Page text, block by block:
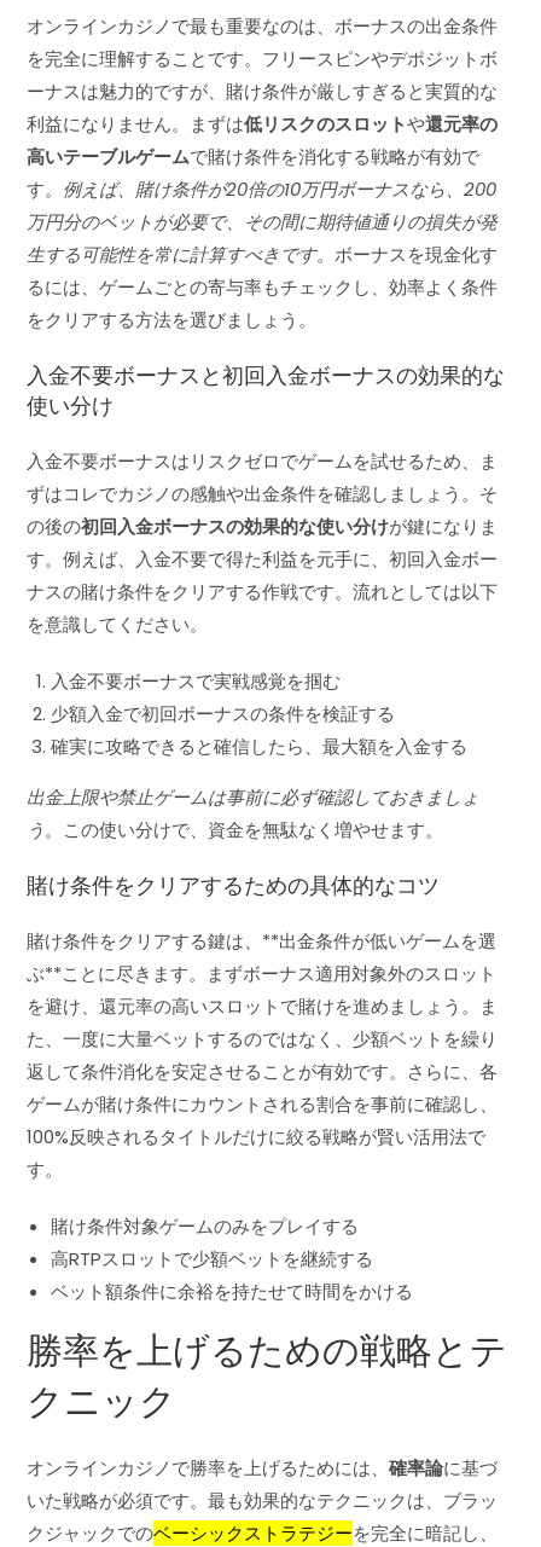
オンラインカジノで最も重要なのは、ボーナスの出金条件
を完全に理解することです。フリースピンやデポジットボ
ーナスは魅力的ですが、賭け条件が厳しすぎると実質的な
利益になりません。まずは低リスクのスロットや還元率の
高いテーブルゲームで賭け条件を消化する戦略が有効で
す。 例えば、賭け条件が20倍の10万円ボーナスなら、200
万円分のベットが必要で、その間に期待値通りの損失が発
生する可能性を常に計算すべきです。ボーナスを現金化す
るには、ゲームごとの寄与率もチェックし、効率よく条件
をクリアする方法を選びましょう。
入金不要ボーナスと初回入金ボーナスの効果的な
使い分け
入金不要ボーナスはリスクゼロでゲームを試せるため、ま
ずはコレでカジノの感触や出金条件を確認しましょう。そ
の後の初回入金ボーナスの効果的な使い分けが鍵になりま
す。例えば、入金不要で得た利益を元手に、初回入金ボー
ナスの賭け条件をクリアする作戦です。流れとしては以下
を意識してください。
入金不要ボーナスで実戦感覚を掴む
少額入金で初回ボーナスの条件を検証する
確実に攻略できると確信したら、最大額を入金する
出金上限や禁止ゲームは事前に必ず確認しておきましょ
う。この使い分けで、資金を無駄なく増やせます。
賭け条件をクリアするための具体的なコツ
賭け条件をクリアする鍵は、**出金条件が低いゲームを選
ぶ**ことに尽きます。まずボーナス適用対象外のスロット
を避け、還元率の高いスロットで賭けを進めましょう。ま
た、一度に大量ベットするのではなく、少額ベットを繰り
返して条件消化を安定させることが有効です。さらに、各
ゲームが賭け条件にカウントされる割合を事前に確認し、
100%反映されるタイトルだけに絞る戦略が賢い活用法で
す。
賭け条件対象ゲームのみをプレイする
高RTPスロットで少額ベットを継続する
ベット額条件に余裕を持たせて時間をかける
勝率を上げるための戦略とテ
クニック
オンラインカジノで勝率を上げるためには、確率論に基づ
いた戦略が必須です。最も効果的なテクニックは、ブラッ
クジャックでのベーシックストラテジーを完全に暗記し、